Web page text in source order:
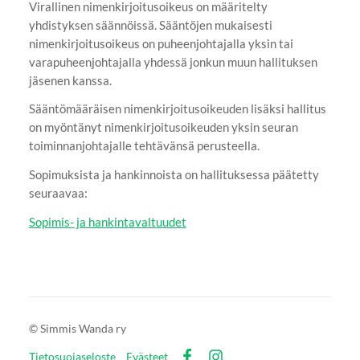
Virallinen nimenkirjoitusoikeus on määritelty
yhdistyksen säännöissä. Sääntöjen mukaisesti
nimenkirjoitusoikeus on puheenjohtajalla yksin tai
varapuheenjohtajalla yhdessä jonkun muun hallituksen
jäsenen kanssa.
Sääntömääräisen nimenkirjoitusoikeuden lisäksi hallitus
on myöntänyt nimenkirjoitusoikeuden yksin seuran
toiminnanjohtajalle tehtävänsä perusteella.
Sopimuksista ja hankinnoista on hallituksessa päätetty
seuraavaa:
Sopimis- ja hankintavaltuudet
©Simmis Wanda ry
Tietosuojaseloste Evästeet